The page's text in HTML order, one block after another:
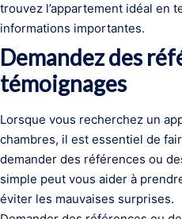
trouvez l’appartement idéal en
informations importantes.
Demandez des
témoignages
Lorsque vous recherchez un
chambres, il est essentiel de
demander des références ou
simple peut vous aider à
éviter les mauvaises surprises.